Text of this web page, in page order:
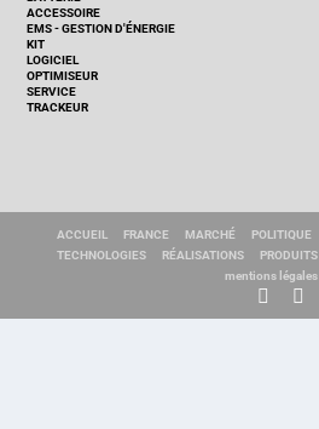
ACCESSOIRE
EMS - GESTION D'ÉNERGIE
KIT
LOGICIEL
OPTIMISEUR
SERVICE
TRACKEUR
ACCUEIL FRANCE MARCHÉ POLITIQUE
TECHNOLOGIES
RÉALISATIONS PRODUITS
mentions légales